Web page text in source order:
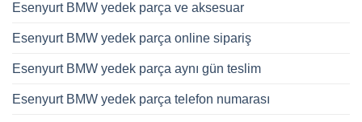
Esenyurt BMW yedek parça ve aksesuar
Esenyurt BMW yedek parça online sipariş
Esenyurt BMW yedek parça aynı gün teslim
Esenyurt BMW yedek parça telefon numarası